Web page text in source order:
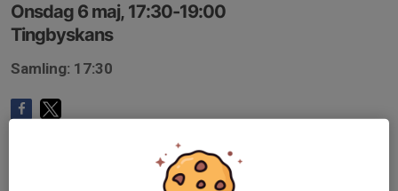
Onsdag 6 maj, 17:30-19:00
Tingbyskans
Samling: 17:30